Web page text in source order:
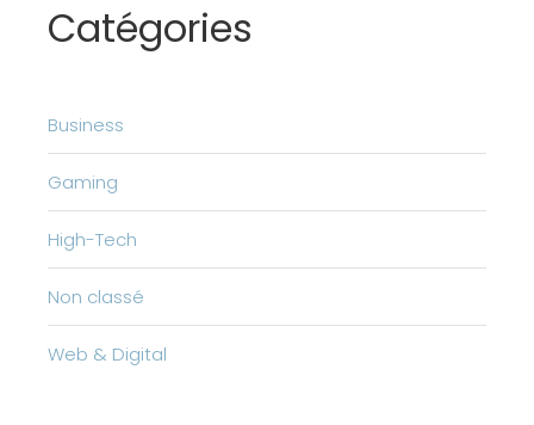
Catégories
Business
Gaming
High-Tech
Non classé
Web & Digital